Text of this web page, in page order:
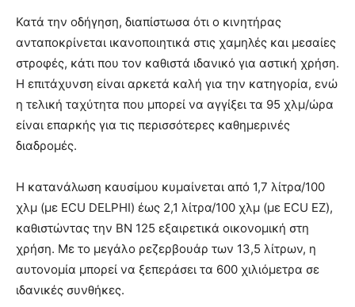
Κατά την οδήγηση, διαπίστωσα ότι ο κινητήρας
ανταποκρίνεται ικανοποιητικά στις χαμηλές και μεσαίες
στροφές, κάτι που τον καθιστά ιδανικό για αστική χρήση.
Η επιτάχυνση είναι αρκετά καλή για την κατηγορία, ενώ
η τελική ταχύτητα που μπορεί να αγγίξει τα 95 χλμ/ώρα
είναι επαρκής για τις περισσότερες καθημερινές
διαδρομές.
Η κατανάλωση καυσίμου κυμαίνεται από 1,7 λίτρα/100
χλμ (με ECU DELPHI) έως 2,1 λίτρα/100 χλμ (με ECU EZ),
καθιστώντας την BN 125 εξαιρετικά οικονομική στη
χρήση. Με το μεγάλο ρεζερβουάρ των 13,5 λίτρων, η
αυτονομία μπορεί να ξεπεράσει τα 600 χιλιόμετρα σε
ιδανικές συνθήκες.